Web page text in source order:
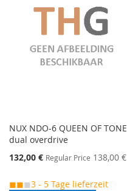
NUX NDO-6 QUEEN OF TONE
dual overdrive
Special
132,00 € Regular Price 138,00 €
◼◼◼3 - 5 Tage lieferzeit